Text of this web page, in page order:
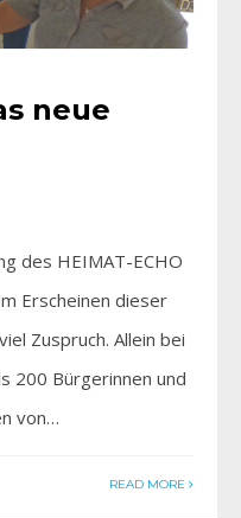
neue
des HEIMAT-ECHO
Erscheinen dieser
Zuspruch. Allein bei
200 Bürgerinnen und
von…
READ MORE